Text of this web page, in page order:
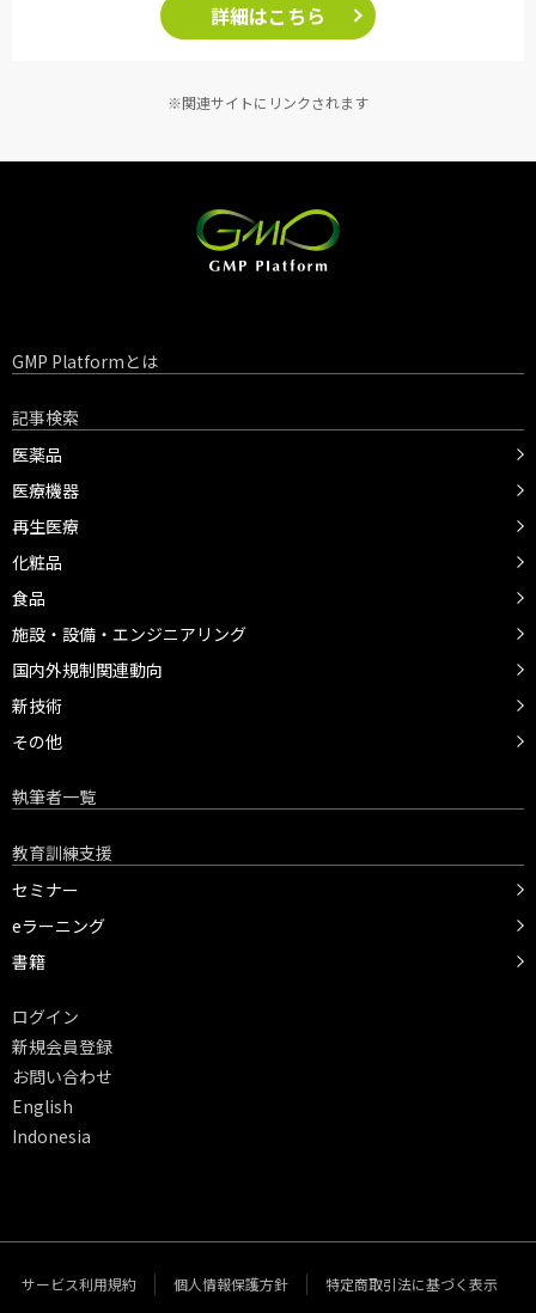
詳細はこちら
※関連サイトにリンクされます
GMP Platformとは
記事検索
医薬品
医療機器
再生医療
化粧品
食品
施設・設備・エンジニアリング
国内外規制関連動向
新技術
その他
執筆者一覧
教育訓練支援
セミナー
eラーニング
書籍
ログイン
新規会員登録
お問い合わせ
English
Indonesia
サービス利用規約 個人情報保護方針 特定商取引法に基づく表示